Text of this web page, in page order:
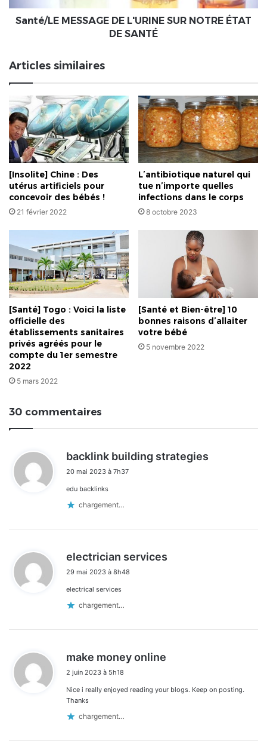
Santé/LE MESSAGE DE L'URINE SUR NOTRE ÉTAT
DE SANTÉ
Articles similaires
[Insolite] Chine : Des
utérus artificiels pour
concevoir des bébés !
21 février 2022
L’antibiotique naturel qui
tue n’importe quelles
infections dans le corps
8 octobre 2023
[Santé] Togo : Voici la liste
officielle des
établissements sanitaires
privés agréés pour le
compte du 1er semestre
2022
5 mars 2022
[Santé et Bien-être] 10
bonnes raisons d’allaiter
votre bébé
5 novembre 2022
30 commentaires
backlink building strategies
20 mai 2023 à 7h37
edu backlinks
chargement…
electrician services
29 mai 2023 à 8h48
electrical services
chargement…
make money online
2 juin 2023 à 5h18
Nice i really enjoyed reading your blogs. Keep on posting.
Thanks
chargement…